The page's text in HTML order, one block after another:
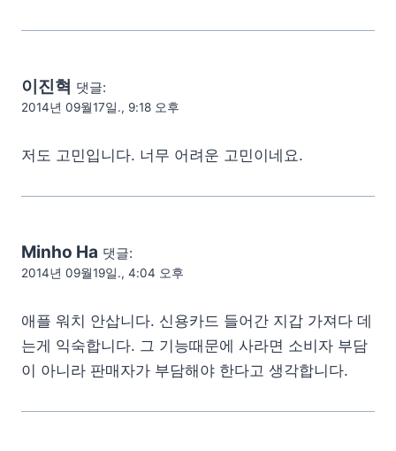
이진혁 댓글:
2014년 09월17일., 9:18 오후
저도 고민입니다. 너무 어려운 고민이네요.
Minho Ha 댓글:
2014년 09월19일., 4:04 오후
애플 워치 안삽니다. 신용카드 들어간 지갑 가져다 데
는게 익숙합니다. 그 기능때문에 사라면 소비자 부담
이 아니라 판매자가 부담해야 한다고 생각합니다.